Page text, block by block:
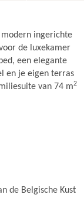
ingerichte
de luxekamer
een elegante
en je eigen terras
van 74 m2
de Belgische Kust